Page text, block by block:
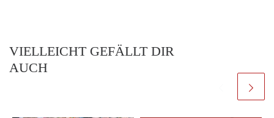
VIELLEICHT GEFÄLLT DIR
AUCH